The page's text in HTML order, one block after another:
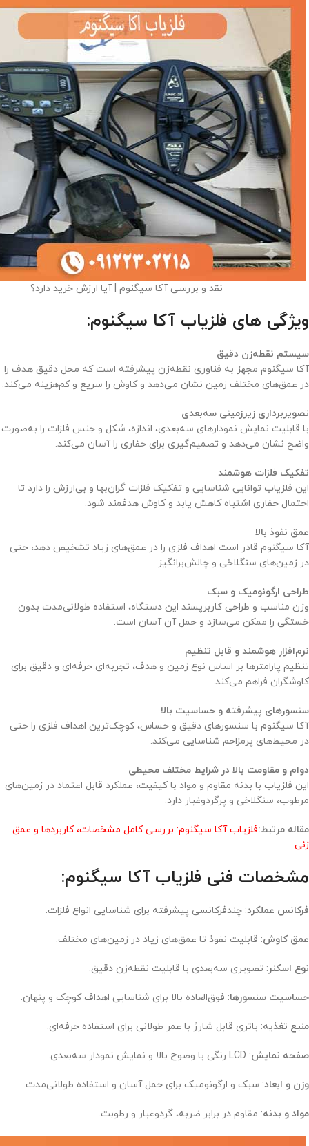
نقد و بررسی آکا سیگنوم | آیا ارزش خرید دارد؟
ویژگی های فلزیاب آکا سیگنوم:
سیستم نقطه‌زن دقیق
آکا سیگنوم مجهز به فناوری نقطه‌زن پیشرفته است که محل دقیق هدف را
در عمق‌های مختلف زمین نشان می‌دهد و کاوش را سریع و کم‌هزینه می‌کند.
تصویربرداری زیرزمینی سه‌بعدی
با قابلیت نمایش نمودارهای سه‌بعدی، اندازه، شکل و جنس فلزات را به‌صورت
واضح نشان می‌دهد و تصمیم‌گیری برای حفاری را آسان می‌کند.
تفکیک فلزات هوشمند
این فلزیاب توانایی شناسایی و تفکیک فلزات گران‌بها و بی‌ارزش را دارد تا
احتمال حفاری اشتباه کاهش یابد و کاوش هدفمند شود.
عمق نفوذ بالا
آکا سیگنوم قادر است اهداف فلزی را در عمق‌های زیاد تشخیص دهد، حتی
در زمین‌های سنگلاخی و چالش‌برانگیز.
طراحی ارگونومیک و سبک
وزن مناسب و طراحی کاربرپسند این دستگاه، استفاده طولانی‌مدت بدون
خستگی را ممکن می‌سازد و حمل آن آسان است.
نرم‌افزار هوشمند و قابل تنظیم
تنظیم پارامترها بر اساس نوع زمین و هدف، تجربه‌ای حرفه‌ای و دقیق برای
کاوشگران فراهم می‌کند.
سنسورهای پیشرفته و حساسیت بالا
آکا سیگنوم با سنسورهای دقیق و حساس، کوچک‌ترین اهداف فلزی را حتی
در محیط‌های پرمزاحم شناسایی می‌کند.
دوام و مقاومت بالا در شرایط مختلف محیطی
این فلزیاب با بدنه مقاوم و مواد با کیفیت، عملکرد قابل اعتماد در زمین‌های
مرطوب، سنگلاخی و پرگردوغبار دارد.
مقاله مرتبط:فلزیاب آکا سیگنوم: بررسی کامل مشخصات، کاربردها و عمق
زنی
مشخصات فنی فلزیاب آکا سیگنوم:
فرکانس عملکرد: چندفرکانسی پیشرفته برای شناسایی انواع فلزات.
عمق کاوش: قابلیت نفوذ تا عمق‌های زیاد در زمین‌های مختلف.
نوع اسکنر: تصویری سه‌بعدی با قابلیت نقطه‌زن دقیق.
حساسیت سنسورها: فوق‌العاده بالا برای شناسایی اهداف کوچک و پنهان.
منبع تغذیه: باتری قابل شارژ با عمر طولانی برای استفاده حرفه‌ای.
صفحه نمایش: LCD رنگی با وضوح بالا و نمایش نمودار سه‌بعدی.
وزن و ابعاد: سبک و ارگونومیک برای حمل آسان و استفاده طولانی‌مدت.
مواد و بدنه: مقاوم در برابر ضربه، گردوغبار و رطوبت.